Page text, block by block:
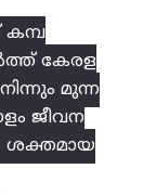
കേരള
മുന്ന
ജീവന
ശക്തമായ